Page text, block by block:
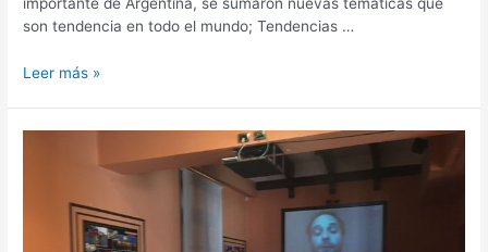
son tendencia en todo el mundo; Tendencias …
Leer más »